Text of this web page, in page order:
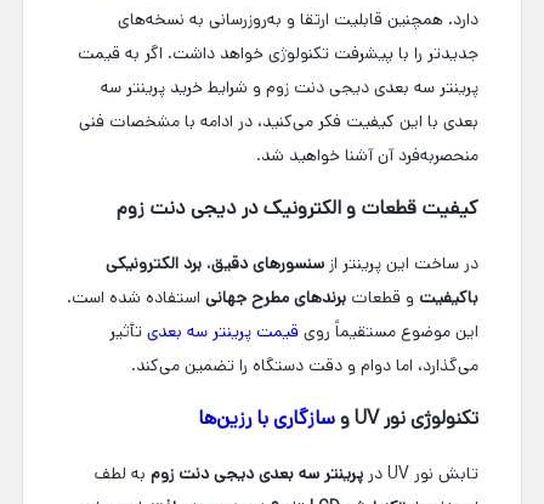
دارد. همچنین قابلیت ارتقا و به‌روزرسانی به نسخه‌های
جدیدتر را با پیشرفت تکنولوژی خواهد داشت. اگر به قیمت
پرینتر سه بعدی دیجی دنت زوم و شرایط خرید پرینتر سه
بعدی با این کیفیت فکر می‌کنید، در ادامه با مشخصات فنی
منحصربه‌فرد آن آشنا خواهید شد.
کیفیت قطعات و الکترونیک در دیجی دنت زوم
در ساخت این پرینتر از سنسورهای دقیق، برد الکترونیکی
باکیفیت و قطعات برندهای مطرح جهانی استفاده شده است.
این موضوع مستقیماً روی قیمت پرینتر سه بعدی تأثیر
می‌گذارد، اما دوام و دقت دستگاه را تضمین می‌کند.
تکنولوژی نور UV و سازگاری با رزین‌ها
تابش نور UV در پرینتر سه بعدی دیجی دنت زوم به لطف